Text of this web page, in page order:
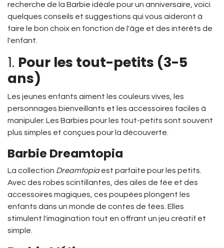
recherche de la Barbie idéale pour un anniversaire, voici
quelques conseils et suggestions qui vous aideront à
faire le bon choix en fonction de l'âge et des intérêts de
l'enfant.
1. Pour les tout-petits (3-5
ans)
Les jeunes enfants aiment les couleurs vives, les
personnages bienveillants et les accessoires faciles à
manipuler. Les Barbies pour les tout-petits sont souvent
plus simples et conçues pour la découverte.
Barbie Dreamtopia
La collection Dreamtopiaest parfaite pour les petits.
Avec des robes scintillantes, des ailes de fée et des
accessoires magiques, ces poupées plongent les
enfants dans un monde de contes de fées. Elles
stimulent l'imagination tout en offrant un jeu créatif et
simple.